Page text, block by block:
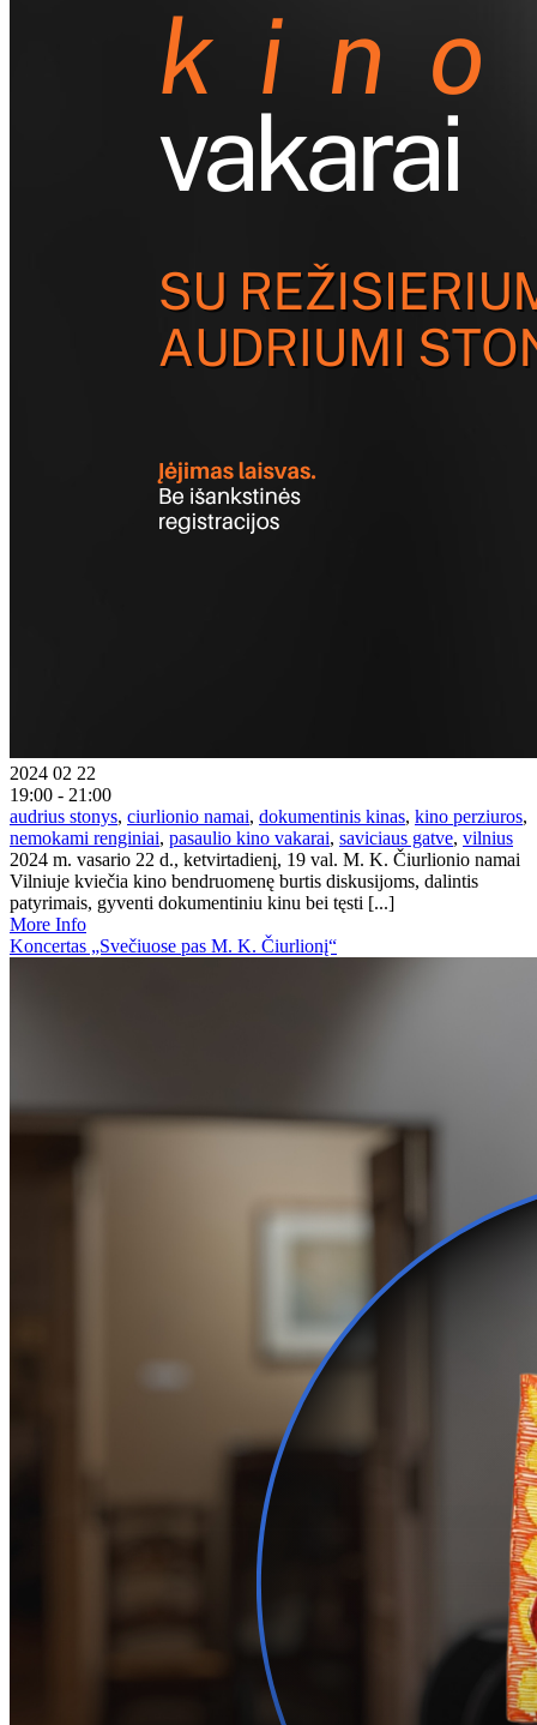
2024 02 22
19:00 - 21:00
audrius stonys, ciurlionio namai, dokumentinis kinas, kino perziuros,
nemokami renginiai, pasaulio kino vakarai, saviciaus gatve, vilnius
2024 m. vasario 22 d., ketvirtadienį, 19 val. M. K. Čiurlionio namai
Vilniuje kviečia kino bendruomenę burtis diskusijoms, dalintis
patyrimais, gyventi dokumentiniu kinu bei tęsti [...]
More Info
Koncertas „Svečiuose pas M. K. Čiurlionį“